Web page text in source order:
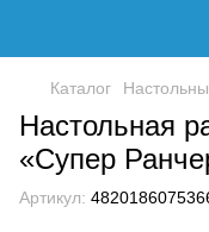
Каталог
Настольная
«Супер
Артикул: